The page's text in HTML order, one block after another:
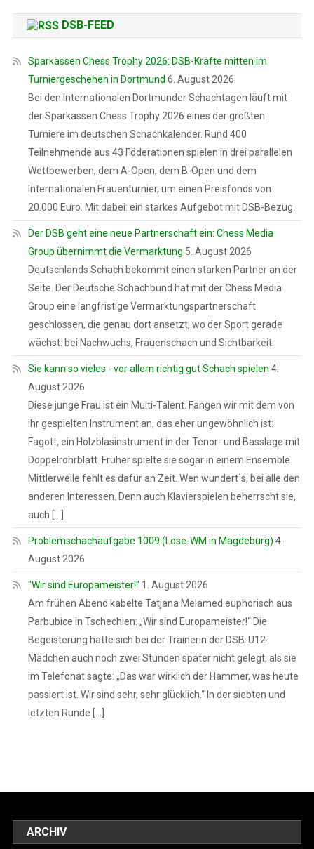
DSB-FEED
Sparkassen Chess Trophy 2026: DSB-Kräfte mitten im
Turniergeschehen in Dortmund 6. August 2026
Bei den Internationalen Dortmunder Schachtagen läuft mit
der Sparkassen Chess Trophy 2026 eines der größten
Turniere im deutschen Schachkalender. Rund 400
Teilnehmende aus 43 Föderationen spielen in drei parallelen
Wettbewerben, dem A-Open, dem B-Open und dem
Internationalen Frauenturnier, um einen Preisfonds von
20.000 Euro. Mit dabei: ein starkes Aufgebot mit DSB-Bezug.
Der DSB geht eine neue Partnerschaft ein: Chess Media
Group übernimmt die Vermarktung 5. August 2026
Deutschlands Schach bekommt einen starken Partner an der
Seite. Der Deutsche Schachbund hat mit der Chess Media
Group eine langfristige Vermarktungspartnerschaft
geschlossen, die genau dort ansetzt, wo der Sport gerade
wächst: bei Nachwuchs, Frauenschach und Sichtbarkeit.
Sie kann so vieles - vor allem richtig gut Schach spielen 4.
August 2026
Diese junge Frau ist ein Multi-Talent. Fangen wir mit dem von
ihr gespielten Instrument an, das eher ungewöhnlich ist:
Fagott, ein Holzblasinstrument in der Tenor- und Basslage mit
Doppelrohrblatt. Früher spielte sie sogar in einem Ensemble.
Mittlerweile fehlt es dafür an Zeit. Wen wundert`s, bei alle den
anderen Interessen. Denn auch Klavierspielen beherrscht sie,
auch […]
Problemschachaufgabe 1009 (Löse-WM in Magdeburg) 4.
August 2026
"Wir sind Europameister!" 1. August 2026
Am frühen Abend kabelte Tatjana Melamed euphorisch aus
Parbubice in Tschechien: „Wir sind Europameister!“ Die
Begeisterung hatte sich bei der Trainerin der DSB-U12-
Mädchen auch noch zwei Stunden später nicht gelegt, als sie
im Telefonat sagte: „Das war wirklich der Hammer, was heute
passiert ist. Wir sind sehr, sehr glücklich.“ In der siebten und
letzten Runde […]
ARCHIV